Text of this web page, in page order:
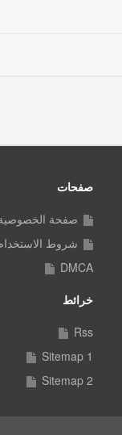
صفحات
صفحة
شروط
DMCA
خرائط
Rss
Sitemap 1
Sitemap 2